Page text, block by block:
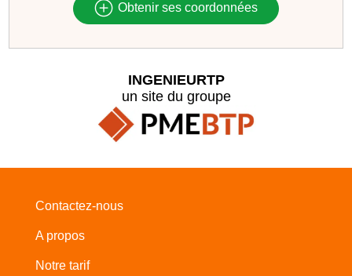
Obtenir ses coordonnées
INGENIEURTP
un site du groupe
Contactez-nous
A propos
Notre tarif